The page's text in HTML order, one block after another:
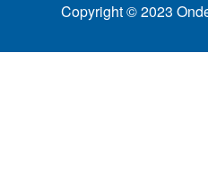
Copyright © 2023